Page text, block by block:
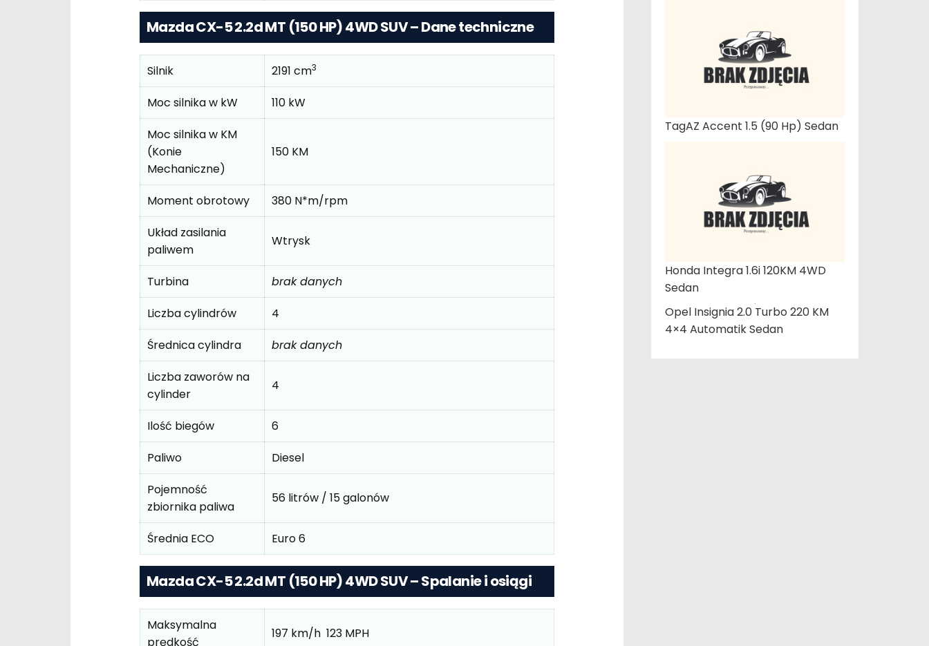
Mazda CX-5 2.2d MT (150 HP) 4WD SUV – Dane techniczne
Silnik 2191 cm3
Moc silnika w kW
110 kW
Moc silnika w KM
(Konie
Mechaniczne)
150 KM
Moment obrotowy
380 N*m/rpm
Układ zasilania
paliwem
Wtrysk
Turbina
brak danych
Liczba cylindrów
4
Średnica cylindra
brak danych
Liczba zaworów na
cylinder
4
Ilość biegów
6
Paliwo
Diesel
Pojemność
zbiornika paliwa
56 litrów / 15 galonów
Średnia ECO Euro 6
Mazda CX-5 2.2d MT (150 HP) 4WD SUV – Spalanie i osiągi
Maksymalna
prędkość
197 km/h 123 MPH
TagAZ Accent 1.5 (90 Hp) Sedan
Honda Integra 1.6i 120KM 4WD
Sedan
Opel Insignia 2.0 Turbo 220 KM
4×4 Automatik Sedan